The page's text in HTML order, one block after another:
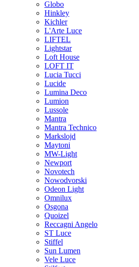
Globo
Hinkley
Kichler
L'Arte Luce
LIFTEL
Lightstar
Loft House
LOFT IT
Lucia Tucci
Lucide
Lumina Deco
Lumion
Lussole
Mantra
Mantra Technico
Markslojd
Maytoni
MW-Light
Newport
Novotech
Nowodvorski
Odeon Light
Omnilux
Osgona
Quoizel
Reccagni Angelo
ST Luce
Stiffel
Sun Lumen
Vele Luce